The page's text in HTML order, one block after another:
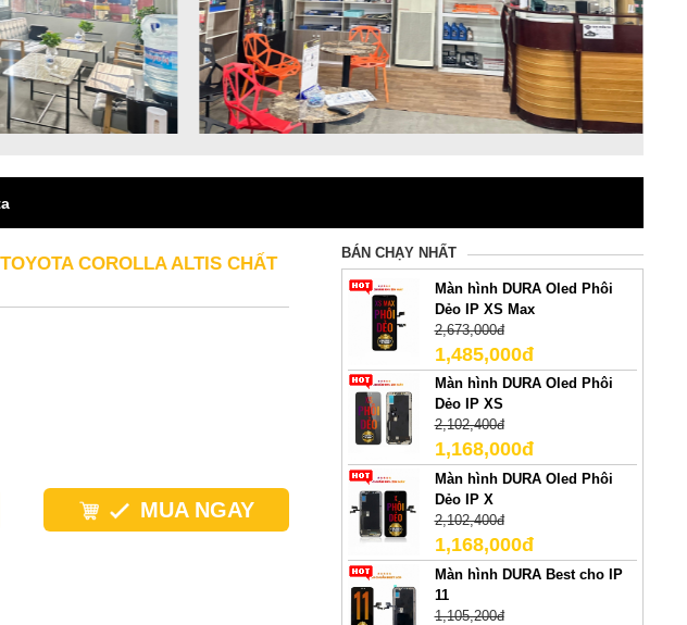
COROLLA ALTIS CHẤT
MUA NGAY
BÁN CHẠY NHẤT
Màn hình DURA Oled Phôi
Dẻo IP XS Max
2,673,000đ
1,485,000đ
Màn hình DURA Oled Phôi
Dẻo IP XS
2,102,400đ
1,168,000đ
Màn hình DURA Oled Phôi
Dẻo IP X
2,102,400đ
1,168,000đ
Màn hình DURA Best cho IP
11
1,105,200đ